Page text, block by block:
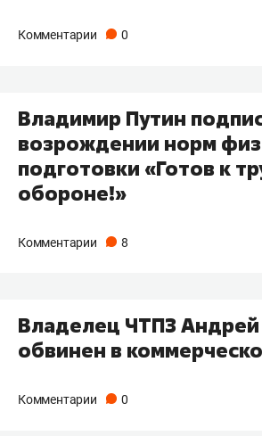
Комментарии 0
Владимир Путин
возрождении норм
подготовки «Готов к
обороне!»
Комментарии 8
Владелец ЧТПЗ
обвинен в
Комментарии 0